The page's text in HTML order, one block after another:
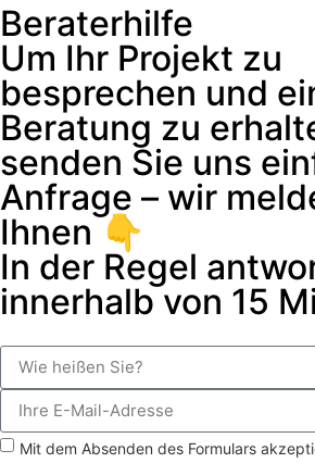
Beraterhilfe
Um Ihr Projekt zu
besprechen und
Beratung zu
senden Sie uns
Anfrage – wir
Ihnen 👇
In der Regel
innerhalb von 15
Mit dem Absenden des Formulars